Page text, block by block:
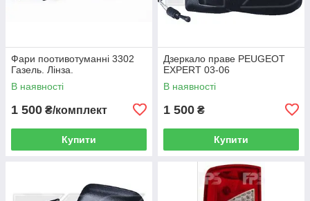
Фари поотивотуманні 3302
Газель. Лінза.
В наявності
1 500 ₴/комплект
Купити
Дзеркало праве PEUGEOT
EXPERT 03-06
В наявності
1 500 ₴
Купити